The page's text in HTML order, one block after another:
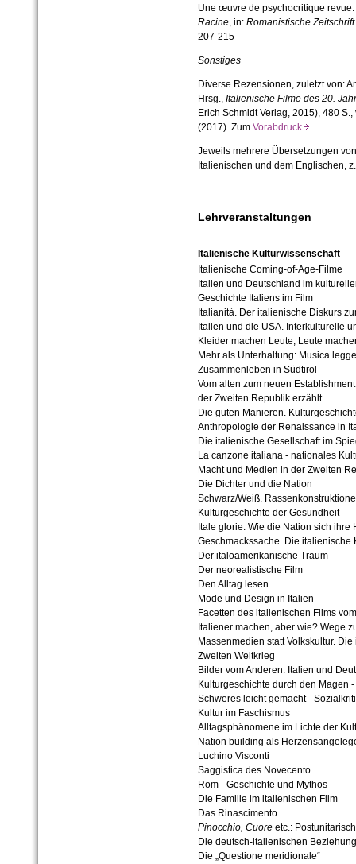
Une œuvre de psychocritique revue:
Racine, in: Ro­manistische
207-215
Sonstiges
Diverse Rezensionen, zuletzt von:
Hrsg., Italienische Filme des 20.
Erich Schmidt Verlag, 2015), 480
(2017). Zum Vorabdruck
Jeweils mehrere Übersetzungen
Italienischen und dem Englischen,
Lehrveranstaltungen
Italienische Kulturwissenschaft
Italienische Coming-of-Age-Filme
Italien und Deutschland im
Geschichte Italiens im Film
Italianità. Der italienische Diskurs
Italien und die USA. Interkulturelle
Kleider machen Leute, Leute
Mehr als Unterhaltung: Musica
Zusammenleben in Südtirol
Vom alten zum neuen
der Zweiten Republik erzählt
Die guten Manieren.
Anthropologie der Renaissance in
Die italienische Gesellschaft im
La canzone italiana - nationales
Macht und Medien in der Zweiten
Die Dichter und die Nation
Schwarz/Weiß.
Kulturgeschichte der Gesundheit
Itale glorie. Wie die Nation sich ihre
Geschmackssache. Die
Der italoamerikanische Traum
Der neorealistische Film
Den Alltag lesen
Mode und Design in Italien
Facetten des italienischen Films
Italiener machen, aber wie? Wege
Massenmedien statt Volkskultur.
Zweiten Weltkrieg
Bilder vom Anderen. Italien und
Kulturgeschichte durch den Magen
Schweres leicht gemacht -
Kultur im Faschismus
Alltagsphänomene im Lichte der
Nation building als
Luchino Visconti
Saggistica des Novecento
Rom - Geschichte und Mythos
Die Familie im italienischen Film
Das Rinascimento
Pinocchio, Cuore etc.:
Die deutsch-italienischen
Die „Questione meridionale“